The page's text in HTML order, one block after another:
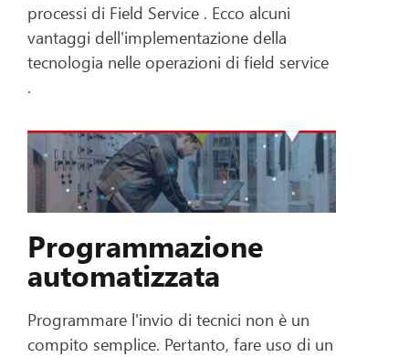
processi di Field Service . Ecco alcuni
vantaggi dell'implementazione della
tecnologia nelle operazioni di field service
.
Programmazione
automatizzata
Programmare l'invio di tecnici non è un
compito semplice. Pertanto, fare uso di un